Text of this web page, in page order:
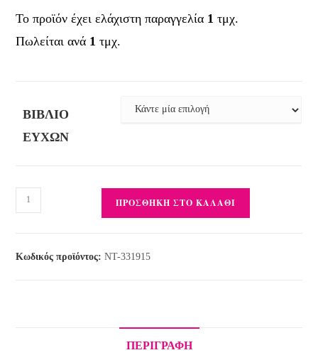
ΒΙΒΛΊΟ
ΕΥΧΏΝ
ΠΡΟΣΘΉΚΗ ΣΤΟ ΚΑΛΆΘΙ
Κωδικός προϊόντος:ΝΤ-331915
Το προϊόν έχει ελάχιστη παραγγελία 1 τμχ.
Πωλείται ανά 1 τμχ.
ΠΕΡΙΓΡΑΦΉ